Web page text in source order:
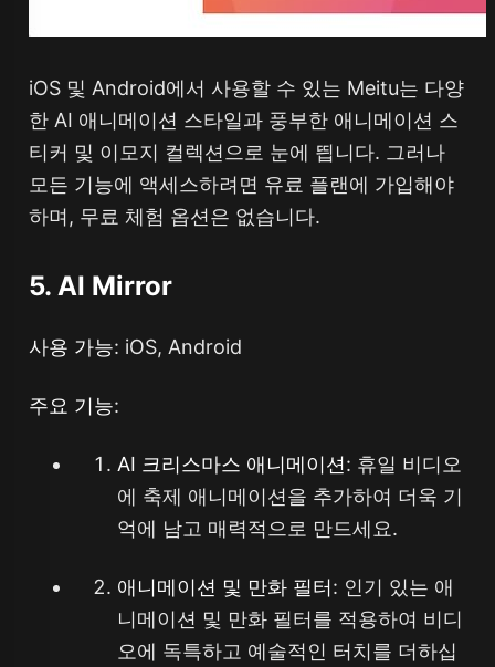
iOS 및 Android에서 사용할 수 있는 Meitu는 다양
한 AI 애니메이션 스타일과 풍부한 애니메이션 스
티커 및 이모지 컬렉션으로 눈에 띕니다. 그러나
모든 기능에 액세스하려면 유료 플랜에 가입해야
하며, 무료 체험 옵션은 없습니다.
5. AI Mirror
사용 가능: iOS, Android
주요 기능:
AI 크리스마스 애니메이션: 휴일 비디오
에 축제 애니메이션을 추가하여 더욱 기
억에 남고 매력적으로 만드세요.
애니메이션 및 만화 필터: 인기 있는 애
니메이션 및 만화 필터를 적용하여 비디
오에 독특하고 예술적인 터치를 더하십